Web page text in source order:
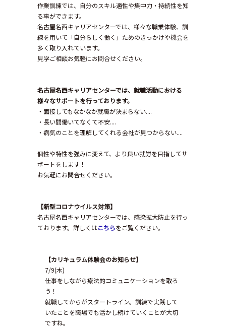
作業訓練では、自分のスキル適性や集中力・持続性を知
る事ができます。
名古屋名西キャリアセンターでは、様々な職業体験、訓
練を用いて「自分らしく働く」ためのきっかけや機会を
多く取り入れています。
見学ご相談お気軽にお問合せください。
名古屋名西キャリアセンターでは、就職活動における
様々なサポートを行っております。
・面接してもなかなか就職が決まらない....
・長い間働いてなくて不安....
・病気のことを理解してくれる会社が見つからない....
個性や特性を強みに変えて、より良い就労を目指してサ
ポートをします！
お気軽にお問合せください。
【新型コロナウイルス対策】
名古屋名西キャリアセンターでは、感染拡大防止を行っ
ております。詳しくはこちらをご覧ください。
【カ リキュラム体験会のお知らせ】
7/9(木)
仕事をしながら療法的コミュニケーションを取ろ
う！
就職してからがスタートライン。訓練で実践して
いたことを職場でも活かし続けていくことが大切
ですね。